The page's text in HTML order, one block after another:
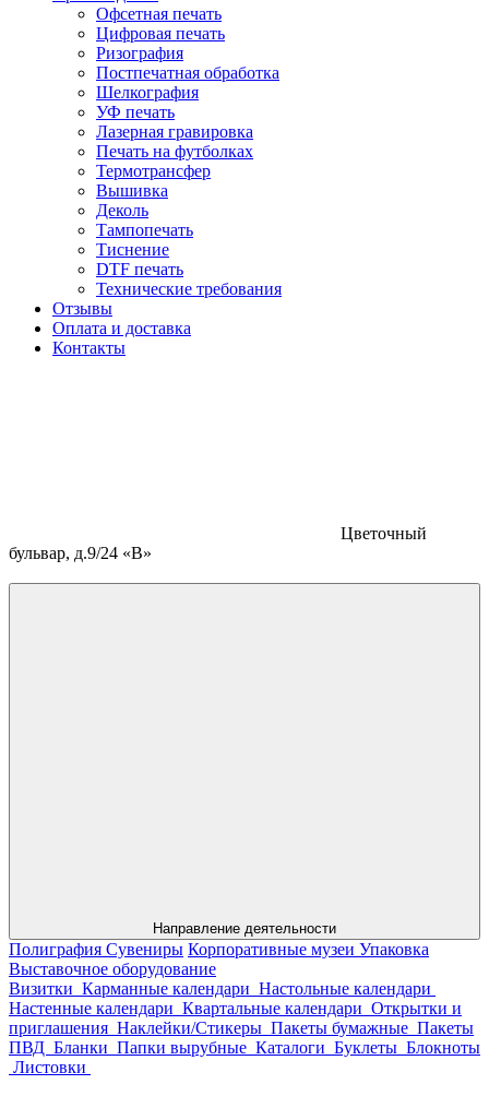
Офсетная печать
Цифровая печать
Ризография
Постпечатная обработка
Шелкография
УФ печать
Лазерная гравировка
Печать на футболках
Термотрансфер
Вышивка
Деколь
Тампопечать
Тиснение
DTF печать
Технические требования
Отзывы
Оплата и доставка
Контакты
Цветочный
бульвар, д.9/24 «В»
Направление деятельности
Полиграфия Сувениры Корпоративные музеи Упаковка
Выставочное оборудование
Визитки Карманные календари Настольные календари
Настенные календари Квартальные календари Открытки и
приглашения Наклейки/Стикеры Пакеты бумажные Пакеты
ПВД Бланки Папки вырубные Каталоги Буклеты Блокноты
Листовки